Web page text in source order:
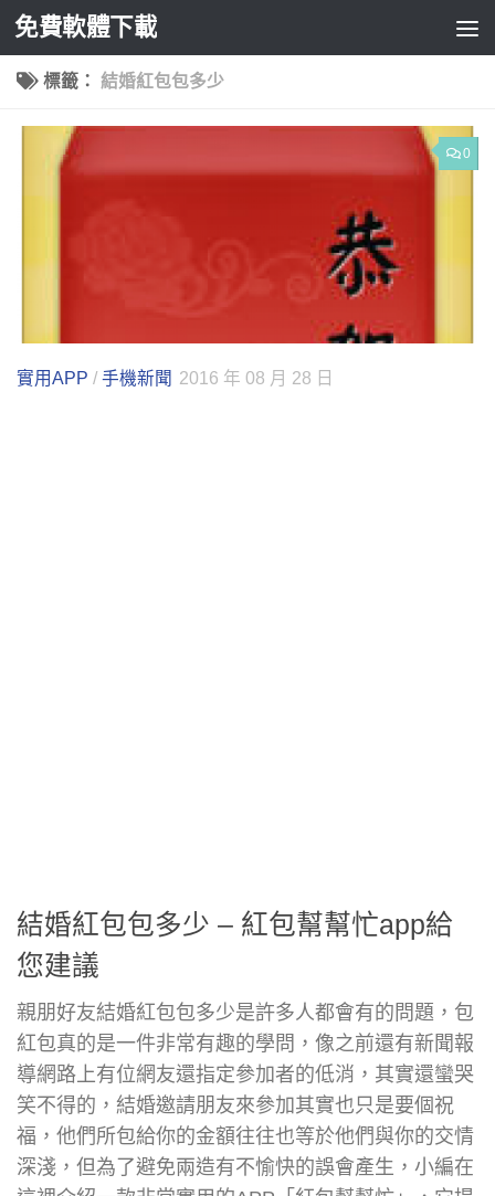
Skip to content
免費軟體下載
標籤： 結婚紅包包多少
0
實用APP / 手機新聞 2016 年 08 月 28 日
結婚紅包包多少 – 紅包幫幫忙app給
您建議
親朋好友結婚紅包包多少是許多人都會有的問題，包
紅包真的是一件非常有趣的學問，像之前還有新聞報
導網路上有位網友還指定參加者的低消，其實還蠻哭
笑不得的，結婚邀請朋友來參加其實也只是要個祝
福，他們所包給你的金額往往也等於他們與你的交情
深淺，但為了避免兩造有不愉快的誤會產生，小編在